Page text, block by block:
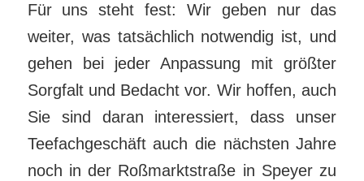
Für uns steht fest: Wir geben nur das
weiter, was tatsächlich notwendig ist, und
gehen bei jeder Anpassung mit größter
Sorgfalt und Bedacht vor. Wir hoffen, auch
Sie sind daran interessiert, dass unser
Teefachgeschäft auch die nächsten Jahre
noch in der Roßmarktstraße in Speyer zu